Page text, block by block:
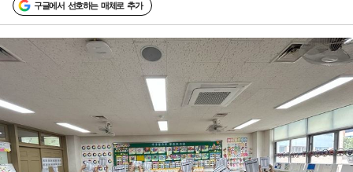
구글에서 선호하는 매체로 추가